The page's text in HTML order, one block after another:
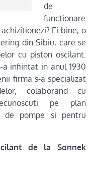
de
functionare
Ei bine, o
din Sibiu, care se
cu piston oscilant.
a infiintat in anul 1930
firma s-a specializat
colaborand cu
pe plan
de pompe si pentru
de la Sonnek